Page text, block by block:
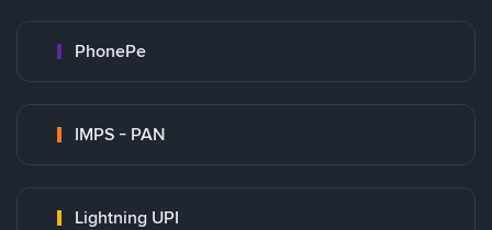
PhonePe
IMPS - PAN
Lightning UPI